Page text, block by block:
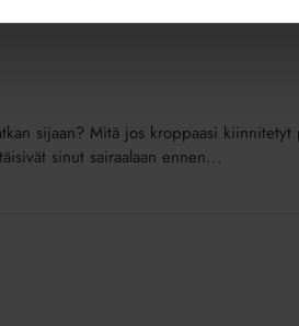
sijaan? Mitä jos kroppaasi
sinut sairaalaan ennen...